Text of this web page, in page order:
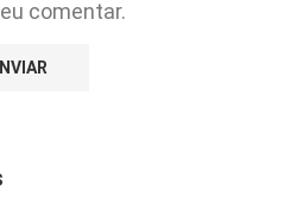
comentar.